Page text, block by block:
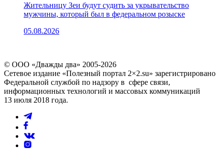
Жительницу Зеи будут судить за укрывательство
мужчины, который был в федеральном розыске
05.08.2026
© ООО «Дважды два» 2005-2026
Сетевое издание «Полезный портал 2×2.su» зарегистрировано
Федеральной службой по надзору в сфере связи,
информационных технологий и массовых коммуникаций
13 июля 2018 года.